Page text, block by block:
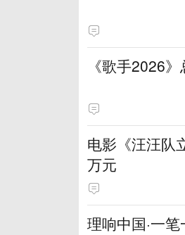
《歌手2026
电影《汪汪队
万元
理响中国·一